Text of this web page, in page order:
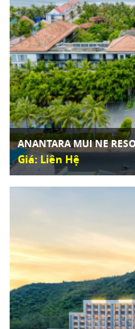
ANANTARA MUI NE
Giá: Liên Hệ